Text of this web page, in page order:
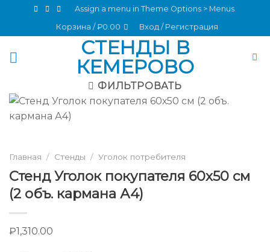
content
Assign a menu in Theme Options > Menus
Корзина / ₽0.00 Вход / Регистрация
СТЕНДЫ В
КЕМЕРОВО
ФИЛЬТРОВАТЬ
Главная / Стенды / Уголок потребителя
Стенд Уголок покупателя 60х50 см
(2 объ. кармана А4)
₽1,310.00